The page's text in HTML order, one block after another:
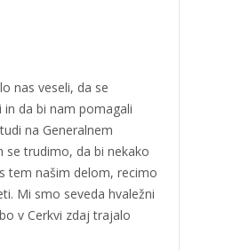
nas veseli, da se
da bi nam pomagali
na Generalnem
se trudimo, da bi nekako
tem našim delom, recimo
Mi smo seveda hvaležni
v Cerkvi zdaj trajalo